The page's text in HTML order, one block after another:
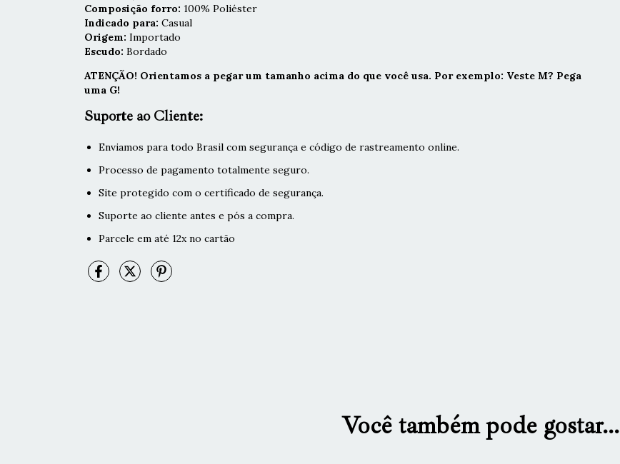
Composição forro: 100% Poliéster
Indicado para: Casual
Origem: Importado
Escudo: Bordado
ATENÇÃO! Orientamos a pegar um tamanho acima do que você usa. Por exemplo: Veste M? Pega
uma G!
Suporte ao Cliente:
Enviamos para todo Brasil com segurança e código de rastreamento online.
Processo de pagamento totalmente seguro.
Site protegido com o certificado de segurança.
Suporte ao cliente antes e pós a compra.
Parcele em até 12x no cartão
Você também pode gostar...